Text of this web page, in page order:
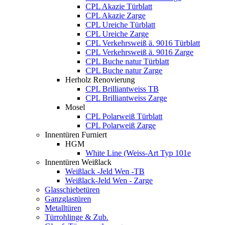
CPL Akazie Türblatt
CPL Akazie Zarge
CPL Ureiche Türblatt
CPL Ureiche Zarge
CPL Verkehrsweiß ä. 9016 Türblatt
CPL Verkehrsweiß ä. 9016 Zarge
CPL Buche natur Türblatt
CPL Buche natur Zarge
Herholz Renovierung
CPL Brilliantweiss TB
CPL Brilliantweiss Zarge
Mosel
CPL Polarweiß Türblatt
CPL Polarweiß Zarge
Innentüren Furniert
HGM
White Line (Weiss-Art Typ 101e
Innentüren Weißlack
Weißlack -Jeld Wen -TB
Weißlack-Jeld Wen - Zarge
Glasschiebetüren
Ganzglastüren
Metalltüren
Türrohlinge & Zub.